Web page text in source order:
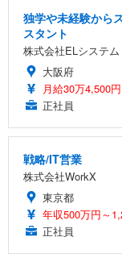
独学や未経験から
スタント
株式会社ELシステム
大阪府
月給30万4,500
正社員
戦略/IT営業
株式会社WorkX
東京都
年収500万円～
正社員